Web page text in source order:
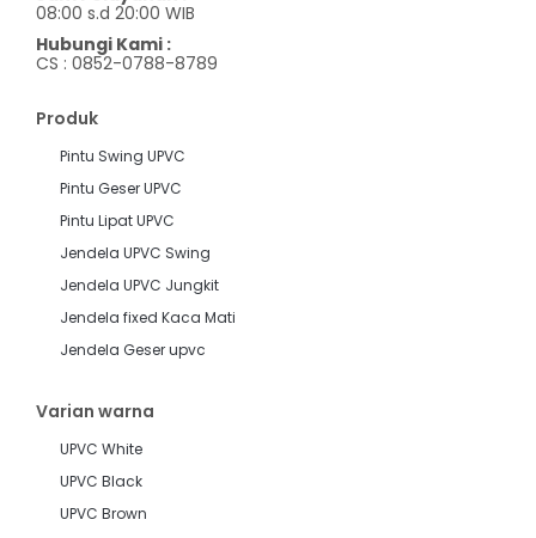
08:00 s.d 20:00 WIB
Hubungi Kami :
CS : 0852-0788-8789
Produk
Pintu Swing UPVC
Pintu Geser UPVC
Pintu Lipat UPVC
Jendela UPVC Swing
Jendela UPVC Jungkit
Jendela fixed Kaca Mati
Jendela Geser upvc
Varian warna
UPVC White
UPVC Black
UPVC Brown